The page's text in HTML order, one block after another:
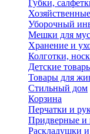
Губки,
Уборочный
Мешки для
Хранение и
Колготки,
Детские
Товары для
Стильный дом
Корзина
Перчатки и
Придверные и
Раскладушки